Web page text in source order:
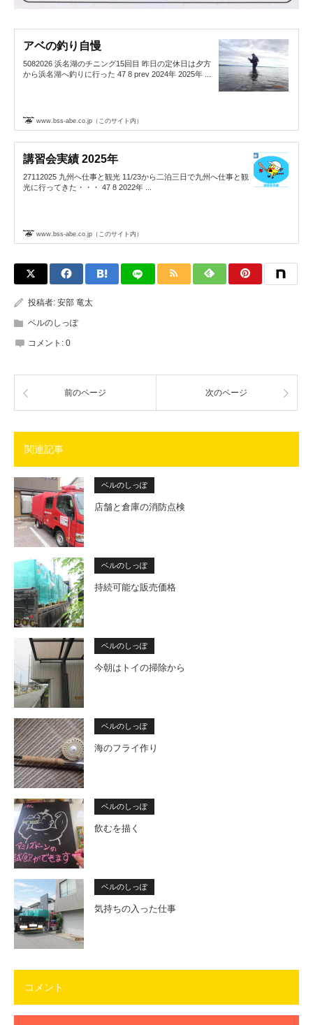
アベの釣り自慢
5082026 浜名湖のチニング15回目 昨日の定休日は夕方
から浜名湖へ釣りに行った 47 8 prev 2024年 2025年 ...
www.bss-abe.co.jp（このサイト内）
講習会実績 2025年
27112025 九州へ仕事と観光 11/23から二泊三日で九州へ仕事と観
光に行ってきた・・・ 47 8 2022年 ...
www.bss-abe.co.jp（このサイト内）
投稿者: 安部 竜太
ベルのしっぽ
コメント: 0
前のページ 次のページ
関連記事
ベルのしっぽ
店舗と倉庫の消防点検
ベルのしっぽ
持続可能な販売価格
ベルのしっぽ
今朝はトイの掃除から
ベルのしっぽ
海のフライ作り
ベルのしっぽ
飲むを描く
ベルのしっぽ
気持ちの入った仕事
コメント